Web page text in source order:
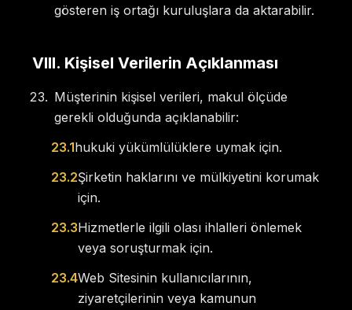
gösteren iş ortağı kuruluşlara da aktarabilir.
VIII. Kişisel Verilerin Açıklanması
Müşterinin kişisel verileri, makul ölçüde
gerekli olduğunda açıklanabilir:
23.1hukuki yükümlülüklere uymak için.
23.2Şirketin haklarını ve mülkiyetini korumak
için.
23.3Hizmetlerle ilgili olası ihlalleri önlemek
veya soruşturmak için.
23.4Web Sitesinin kullanıcılarının,
ziyaretçilerinin veya kamunun